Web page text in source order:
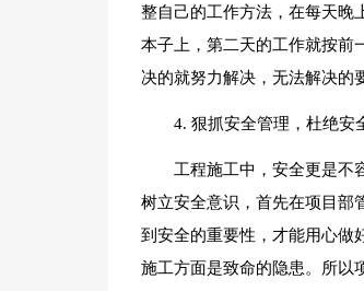
整自己的工作方法，在每天晚
本子上，第二天的工作就按前
决的就努力解决，无法解决的
4. 狠抓安全管理，杜绝安
工程施工中，安全更是不
树立安全意识，首先在项目部
到安全的重要性，才能用心做
施工方面是致命的隐患。所以